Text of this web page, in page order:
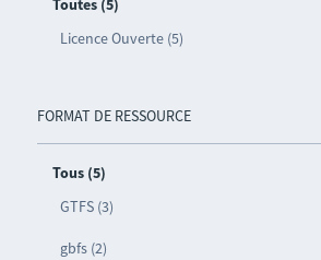
Toutes (5)
Licence Ouverte (5)
FORMAT DE RESSOURCE
Tous (5)
GTFS (3)
gbfs (2)